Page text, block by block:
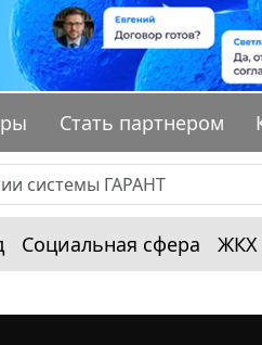
Стать партнером
Социальная сфера ЖКХ